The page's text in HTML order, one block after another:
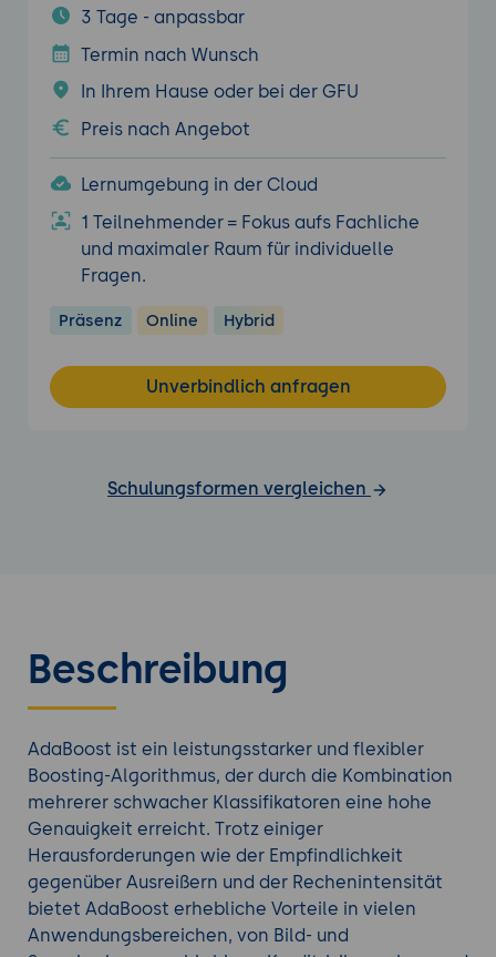
3 Tage - anpassbar
Termin nach Wunsch
In Ihrem Hause oder bei der GFU
Preis nach Angebot
Lernumgebung in der Cloud
1 Teilnehmender = Fokus aufs Fachliche
und maximaler Raum für individuelle
Fragen.
Präsenz Online Hybrid
Unverbindlich anfragen
Schulungsformen vergleichen
Beschreibung
AdaBoost ist ein leistungsstarker und flexibler
Boosting-Algorithmus, der durch die Kombination
mehrerer schwacher Klassifikatoren eine hohe
Genauigkeit erreicht. Trotz einiger
Herausforderungen wie der Empfindlichkeit
gegenüber Ausreißern und der Rechenintensität
bietet AdaBoost erhebliche Vorteile in vielen
Anwendungsbereichen, von Bild- und